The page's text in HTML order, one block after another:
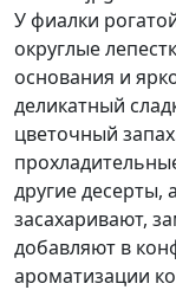
У фиалки
округлые
основания и
деликатный
цветочный
другие десерты,
засахаривают,
добавляют в
ароматизации